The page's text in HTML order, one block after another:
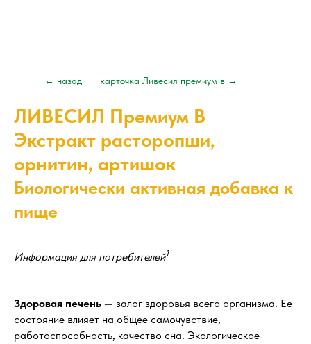
карточка Ливесил премиум в →
← назад
ЛИВЕСИЛ Премиум В
Экстракт расторопши,
орнитин, артишок
Биологически активная добавка к
пище
Информация для потребителей1
Здоровая печень — залог здоровья всего организма. Ее
состояние влияет на общее самочувствие,
работоспособность, качество сна. Экологическое